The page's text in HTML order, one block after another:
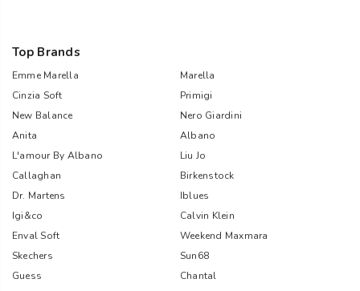
Top Brands
Emme Marella
Marella
Cinzia Soft
Primigi
New Balance
Nero Giardini
Anita
Albano
L'amour By Albano
Liu Jo
Callaghan
Birkenstock
Dr. Martens
Iblues
Igi&co
Calvin Klein
Enval Soft
Weekend Maxmara
Skechers
Sun68
Guess
Chantal